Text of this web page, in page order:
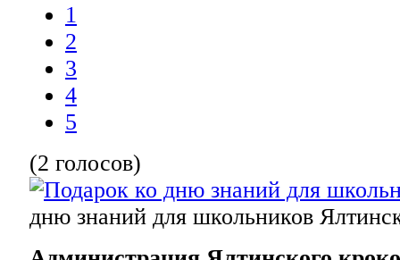
1
2
3
4
5
(2 голосов)
дню знаний для школьников